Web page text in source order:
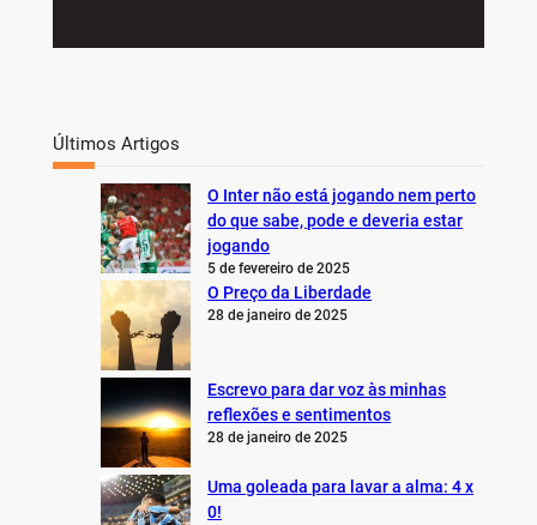
Últimos Artigos
O Inter não está jogando nem perto
do que sabe, pode e deveria estar
jogando
5 de fevereiro de 2025
O Preço da Liberdade
28 de janeiro de 2025
Escrevo para dar voz às minhas
reflexões e sentimentos
28 de janeiro de 2025
Uma goleada para lavar a alma: 4 x
0!